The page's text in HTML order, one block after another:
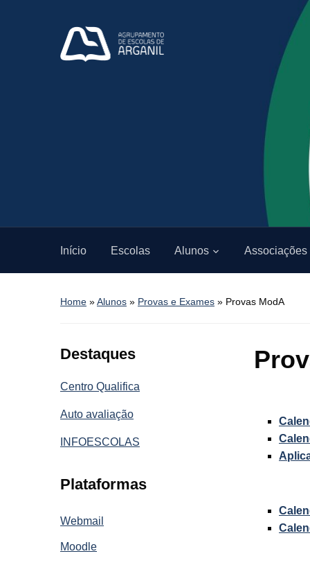
Início Escolas Alunos Associações
Home »Alunos » Provas e Exames » Provas ModA
Destaques
Centro Qualifica
Auto avaliação
INFOESCOLAS
Plataformas
Webmail
Moodle